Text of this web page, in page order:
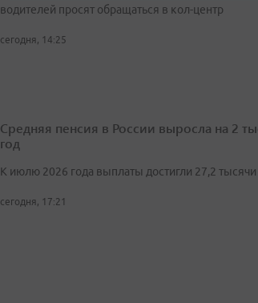
водителей просят обращаться в кол-центр
сегодня, 14:25
Средняя пенсия в России выросла на 2
год
К июлю 2026 года выплаты достигли 27,2
сегодня, 17:21